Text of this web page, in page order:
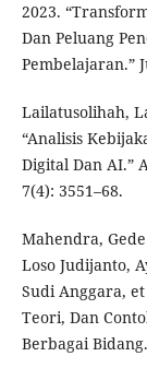
2023.
Dan Peluang
Pembelajaran.”
Lailatusolihah,
“Analisis
Digital Dan AI.”
7(4): 3551–68.
Mahendra,
Loso Judijanto,
Sudi Anggara,
Teori, Dan
Berbagai